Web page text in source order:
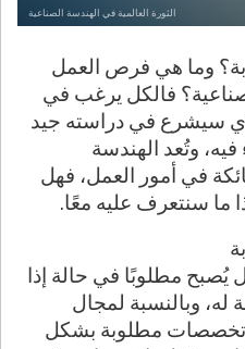
الثورة العالمية في الهندسة الصناعية
وما هي فرص العمل
فالكل يرغب في
سيشرع في دراسته جيد
وتُعد الهندسة
في أمور العمل، فهل
ما سنتعرف عليه معًا.
يُصبح مطلوبًا في حالة إذا
وبالنسبة لمجال
تخصصات مطلوبة بشكل